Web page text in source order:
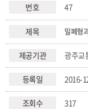
47
밀폐형
광주교
2016-
317